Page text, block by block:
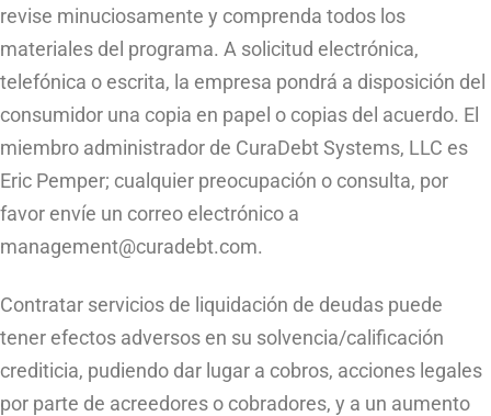
revise minuciosamente y comprenda todos los
materiales del programa. A solicitud electrónica,
telefónica o escrita, la empresa pondrá a disposición del
consumidor una copia en papel o copias del acuerdo. El
miembro administrador de CuraDebt Systems, LLC es
Eric Pemper; cualquier preocupación o consulta, por
favor envíe un correo electrónico a
management@curadebt.com.
Contratar servicios de liquidación de deudas puede
tener efectos adversos en su solvencia/calificación
crediticia, pudiendo dar lugar a cobros, acciones legales
por parte de acreedores o cobradores, y a un aumento